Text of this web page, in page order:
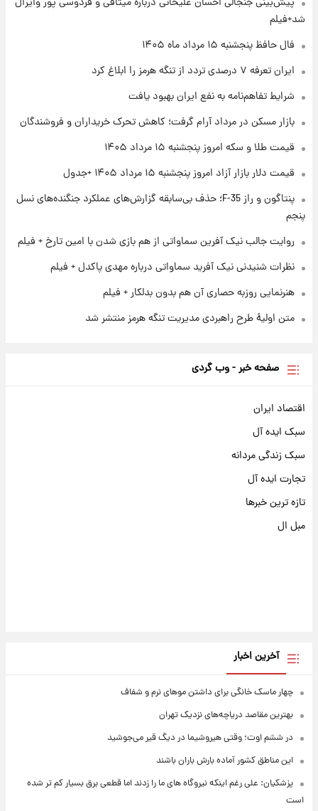
۱ روز پیش
ارزش سهام عدالت برای امروز چهارشنبه ۱۴ مرداد
۱ روز پیش
نام خودرو، مبلغ پیش پرداخت و زمان تحویل |
شد+فیلم
فال حافظ پنجشنبه ۱۵ مرداد ماه ۱۴۰۵
ایران تعرفه ۷ درصدی تردد از تنگه هرمز را ابلاغ کرد
شرایط تفاهم‌نامه به نفع ایران بهبود یافت
بازار مسکن در مرداد آرام گرفت؛ کاهش تحرک خریداران و فروشندگان
قیمت طلا و سکه امروز پنجشنبه ۱۵ مرداد ۱۴۰۵
قیمت دلار بازار آزاد امروز پنجشنبه ۱۵ مرداد ۱۴۰۵ +جدول
پنتاگون و راز F-35؛ حذف بی‌سابقه گزارش‌های عملکرد جنگنده‌های نسل
پنجم
روایت جالب نیک آفرین سماواتی از هم بازی شدن با امین تارخ + فیلم
نظرات شنیدنی نیک آفرید سماواتی درباره مهدی پاکدل + فیلم
هنرنمایی روزبه حصاری آن هم بدون بدلکار + فیلم
متن اولیۀ طرح راهبردی مدیریت تنگه هرمز منتشر شد
صفحه خبر - وب گردی
اقتصاد ایران
سبک ایده آل
سبک زندگی مردانه
تجارت ایده آل
تازه ترین خبرها
مبل ال
آخرین اخبار
چهار ماسک خانگی برای داشتن موهای نرم و شفاف
بهترین مقاصد دریاچه‌های نزدیک تهران
در ششم اوت؛ وقتی هیروشیما در دیگ قیر می‌جوشید
این مناطق کشور آماده بارش باران باشند
پزشکیان: علی رغم اینکه نیروگاه های ما را زدند اما قطعی برق بسیار کم تر شده
است